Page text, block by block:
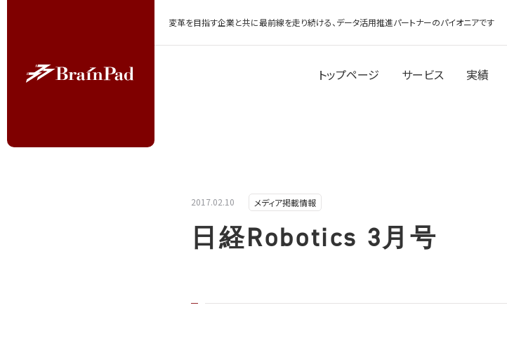
変革を目指す企業と共に最前線を走り続ける、データ活用推進パートナーのパイオニアです
トップページ サービス 実績
2017.02.10 メディア掲載情報
日経Robotics 3月号